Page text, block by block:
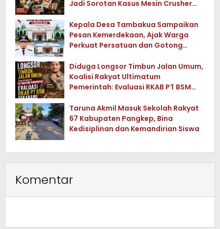
Jadi Sorotan Kasus Mesin Crusher
Kepala Desa Tambakua Sampaikan
Pesan Kemerdekaan, Ajak Warga
Perkuat Persatuan dan Gotong
Diduga Longsor Timbun Jalan Umum,
Koalisi Rakyat Ultimatum
Pemerintah: Evaluasi RKAB PT BSM
Taruna Akmil Masuk Sekolah Rakyat
67 Kabupaten Pangkep, Bina
Kedisiplinan dan Kemandirian Siswa
Komentar